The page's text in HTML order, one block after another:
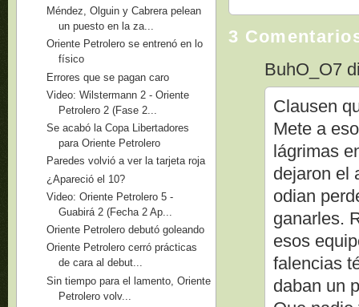
3
BuhO_O7
Clausen
Mete a
lágrimas
dejaron el
odian
ganarles.
esos
falencias
daban un
Méndez, Olguin y Cabrera pelean
un puesto en la za...
Oriente Petrolero se entrenó en lo
físico
Errores que se pagan caro
Video: Wilstermann 2 - Oriente
Petrolero 2 (Fase 2...
Se acabó la Copa Libertadores
para Oriente Petrolero
Paredes volvió a ver la tarjeta roja
¿Apareció el 10?
Video: Oriente Petrolero 5 -
Guabirá 2 (Fecha 2 Ap...
Oriente Petrolero debutó goleando
Oriente Petrolero cerró prácticas
de cara al debut...
Sin tiempo para el lamento, Oriente
Petrolero volv...